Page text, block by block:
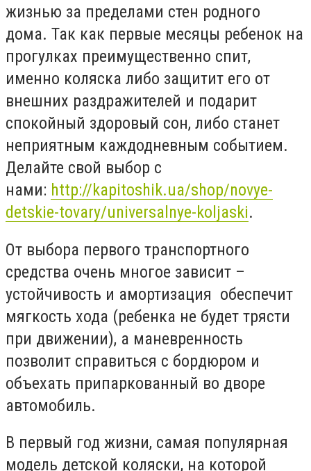
жизнью за пределами стен родного
дома. Так как первые месяцы ребенок на
прогулках преимущественно спит,
именно коляска либо защитит его от
внешних раздражителей и подарит
спокойный здоровый сон, либо станет
неприятным каждодневным событием.
Делайте свой выбор с
нами: http://kapitoshik.ua/shop/novye-
detskie-tovary/universalnye-koljaski.
От выбора первого транспортного
средства очень многое зависит –
устойчивость и амортизация обеспечит
мягкость хода (ребенка не будет трясти
при движении), а маневренность
позволит справиться с бордюром и
объехать припаркованный во дворе
автомобиль.
В первый год жизни, самая популярная
модель детской коляски, на которой